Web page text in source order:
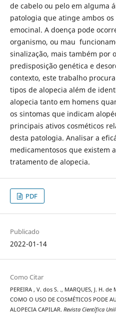
de cabelo ou pelo em alguma
patologia que atinge ambos
emocinal. A doença pode
organismo, ou mau
sinalização, mais também por
predisposição genética e
contexto, este trabalho
tipos de alopecia além de
alopecia tanto em homens
os sintomas que indicam
principais ativos cosméticos
desta patologia. Analisar a
medicamentosos que existem
tratamento de alopecia.
PDF
Publicado
2022-01-14
Como Citar
PEREIRA , V. dos S. ., MARQUES, J. H.
COMO O USO DE COSMÉTICOS PODE
ALOPECIA CAPILAR. Revista Científica